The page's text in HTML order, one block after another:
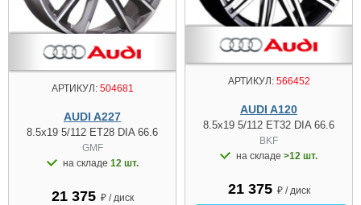
АРТИКУЛ:504681
AUDI A227
8.5x19 5/112 ET28 DIA 66.6
GMF
на складе 12 шт.
21 375 ₽ / диск
АРТИКУЛ:566452
AUDI A120
8.5x19 5/112 ET32 DIA 66.6
BKF
на складе >12 шт.
21 375 ₽ / диск